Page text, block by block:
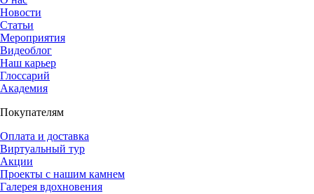
Новости
Статьи
Мероприятия
Видеоблог
Наш карьер
Глоссарий
Академия
Покупателям
Оплата и доставка
Виртуальный тур
Акции
Проекты с нашим камнем
Галерея вдохновения